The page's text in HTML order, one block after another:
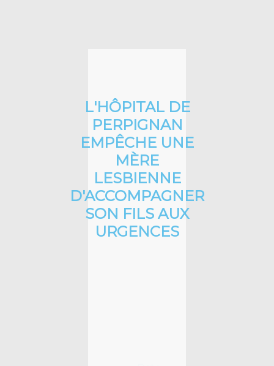
L'HÔPITAL DE
PERPIGNAN
EMPÊCHE UNE
MÈRE
LESBIENNE
D'ACCOMPAGNER
SON FILS AUX
URGENCES